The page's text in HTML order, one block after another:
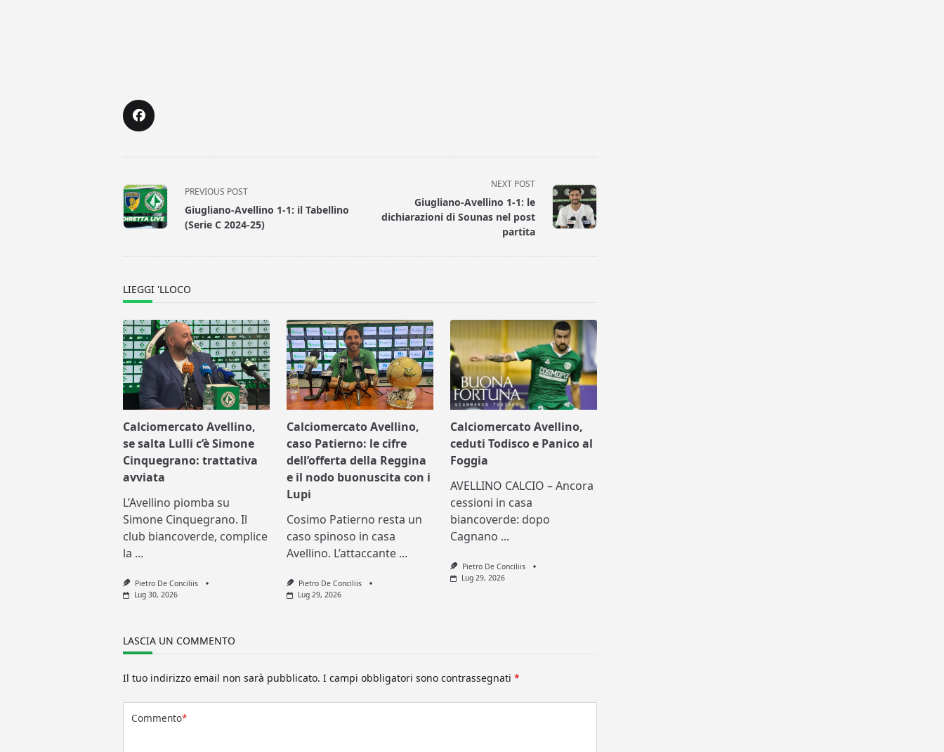
<span
class="nav-
subtitle
screen-
PREVIOUS POST
Giugliano-Avellino 1-1: il Tabellino
(Serie C 2024-25)
NEXT POST
Giugliano-Avellino 1-1: le
dichiarazioni di Sounas nel post
partita
LIEGGI 'LLOCO
Calciomercato Avellino,
se salta Lulli c’è Simone
Cinquegrano: trattativa
avviata
L’Avellino piomba su
Simone Cinquegrano. Il
club biancoverde, complice
la ...
Pietro De Conciliis
Lug 30, 2026
Calciomercato Avellino,
caso Patierno: le cifre
dell’offerta della Reggina
e il nodo buonuscita con i
Lupi
Cosimo Patierno resta un
caso spinoso in casa
Avellino. L’attaccante ...
Pietro De Conciliis
Lug 29, 2026
Calciomercato Avellino,
ceduti Todisco e Panico al
Foggia
AVELLINO CALCIO – Ancora
cessioni in casa
biancoverde: dopo
Cagnano ...
Pietro De Conciliis
Lug 29, 2026
LASCIA UN COMMENTO
Il tuo indirizzo email non sarà pubblicato. I campi obbligatori sono contrassegnati*
Commento*